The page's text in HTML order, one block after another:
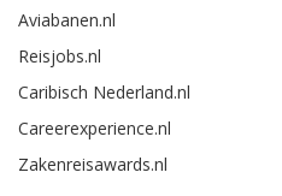
Aviabanen.nl
Reisjobs.nl
Caribisch Nederland.nl
Careerexperience.nl
Zakenreisawards.nl